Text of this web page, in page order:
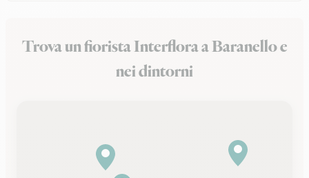
Trova un fiorista Interflora a Baranello e
nei dintorni